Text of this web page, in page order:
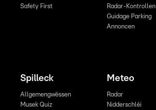
Safety First
Radar-Kontrollen
Guidage Parking
Annoncen
Spilleck
Allgemengwëssen
Musek Quiz
Meteo
Radar
Nidderschléi